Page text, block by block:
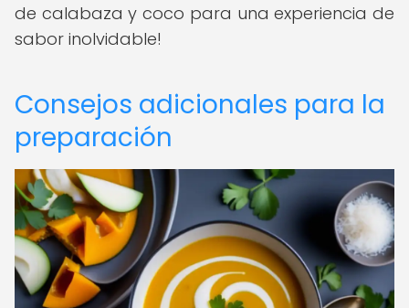
de calabaza y coco para una experiencia de
sabor inolvidable!
Consejos adicionales para la
preparación